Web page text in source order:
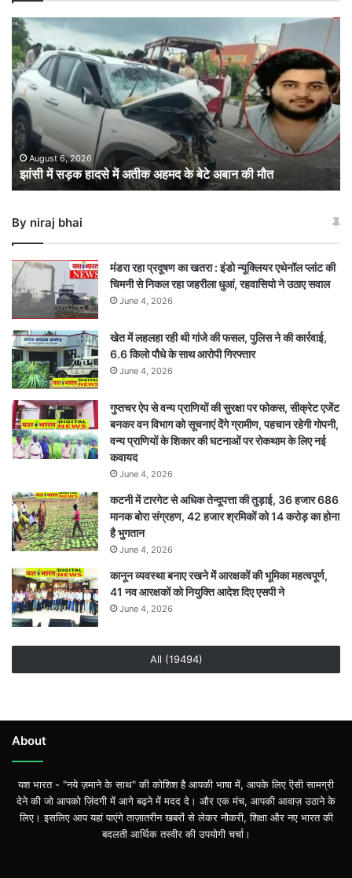
झांसी
में
सड़क
हादसे
में
अतीक
अहमद
के
बेटे
अबान
की
August 6, 2026
झांसी में सड़क हादसे में अतीक अहमद के बेटे अबान की मौत
By niraj bhai
मंडरा रहा प्रदूषण का खतरा : इंडो न्यूक्लियर एथेनॉल प्लांट की
चिमनी से निकल रहा जहरीला धुआं, रहवासियो ने उठाए सवाल
June 4, 2026
खेत में लहलहा रही थी गांजे की फसल, पुलिस ने की कार्रवाई,
6.6 किलो पौधे के साथ आरोपी गिरफ्तार
June 4, 2026
गुप्तचर ऐप से वन्य प्राणियों की सुरक्षा पर फोकस, सीक्रेट एजेंट
बनकर वन विभाग को सूचनाएं देेंगे ग्रामीण, पहचान रहेगी गोपनी,
वन्य प्राणियों के शिकार की घटनाओं पर रोकथाम के लिए नई
कवायद
June 4, 2026
कटनी में टारगेट से अधिक तेन्दूपत्ता की तुड़ाई, 36 हजार 686
मानक बोरा संग्रहण, 42 हजार श्रमिकों को 14 करोड़ का होना
है भुगतान
June 4, 2026
कानून व्यवस्था बनाए रखने में आरक्षकों की भूमिका महत्वपूर्ण,
41 नव आरक्षकों को नियुक्ति आदेश दिए एसपी ने
June 4, 2026
All (19494)
About
यश भारत - "नये ज़माने के साथ" की कोशिश है आपकी भाषा में, आपके लिए ऎसी सामग्री
देने की जो आपको ज़िंदगी में आगे बढ़ने में मदद दे। और एक मंच, आपकी आवाज़ उठाने के
लिए। इसलिए आप यहां पाएंगे ताज़ातरीन खबरों से लेकर नौकरी, शिक्षा और नए भारत की
बदलती आर्थिक तस्वीर की उपयोगी चर्चा।